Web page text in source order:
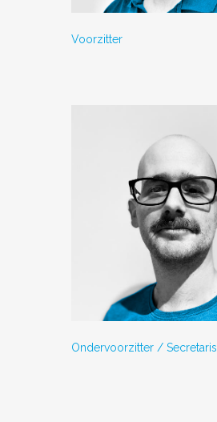
Voorzitter
Ondervoorzitter / Secretaris